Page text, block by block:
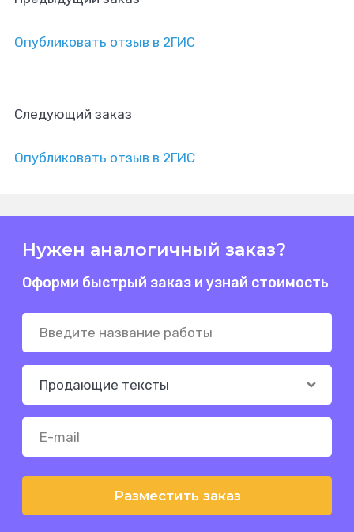
Опубликовать отзыв в 2ГИС
Следующий заказ
Опубликовать отзыв в 2ГИС
Нужен аналогичный заказ?
Оформи быстрый заказ и узнай стоимость
Разместить заказ